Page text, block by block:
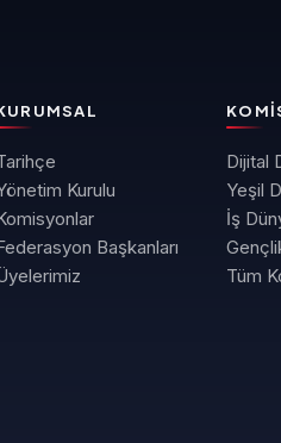
Kurulu
Başkanları
Dijital
Yeşil
İş
Tüm